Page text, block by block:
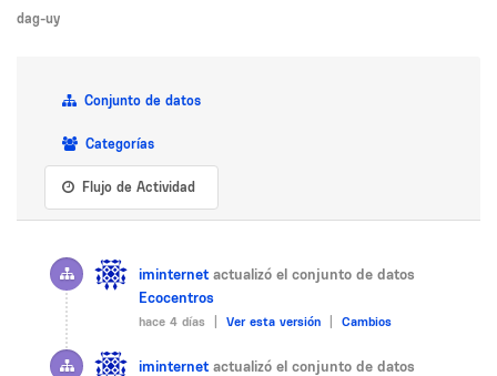
dag-uy
Conjunto de datos
Categorías
Flujo de Actividad
iminternet actualizó el conjunto de datos
Ecocentros
hace 4 días | Ver esta versión Cambios
iminternet actualizó el conjunto de datos